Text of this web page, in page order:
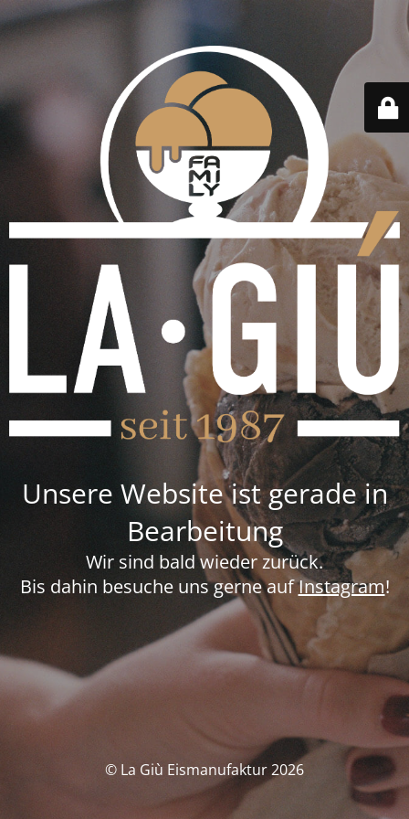
Unsere Website ist gerade in
Bearbeitung
Wir sind bald wieder zurück.
Bis dahin besuche uns gerne aufInstagram!
© La Giù Eismanufaktur 2026